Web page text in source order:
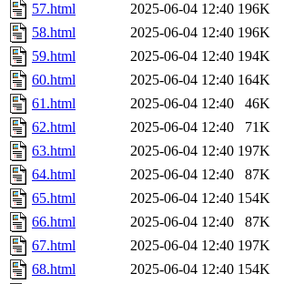
57.html
2025-06-04 12:40 196K
58.html
2025-06-04 12:40 196K
59.html
2025-06-04 12:40 194K
60.html
2025-06-04 12:40 164K
61.html
2025-06-04 12:40
46K
62.html
2025-06-04 12:40
71K
63.html
2025-06-04 12:40 197K
64.html
2025-06-04 12:40
87K
65.html
2025-06-04 12:40 154K
66.html
2025-06-04 12:40
87K
67.html
2025-06-04 12:40 197K
68.html
2025-06-04 12:40 154K